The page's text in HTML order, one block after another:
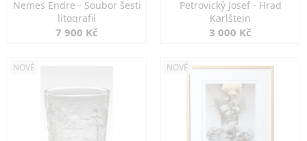
Nemes Endre - Soubor šesti
litografií
7 900 Kč
Petrovický Josef - Hrad
Karlštejn
3 000 Kč
NOVÉ NOVÉ